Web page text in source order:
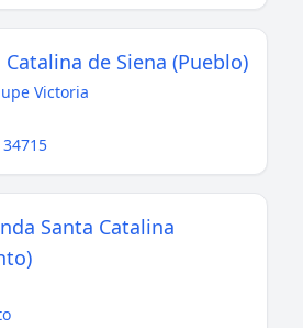
Catalina de Siena (Pueblo)
Victoria
34715
Santa Catalina